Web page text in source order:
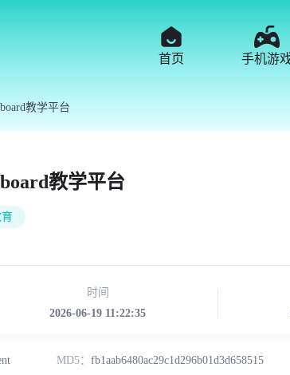
首页 手机游
教学平台
教学平台
时间
2026-06-19 11:22:35
MD5： fb1aab6480ac29c1d296b01d3d658515